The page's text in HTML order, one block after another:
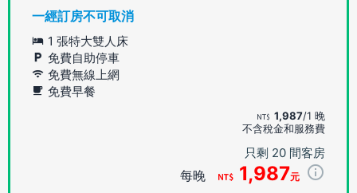
一經訂房不可取消
1 張特大雙人床
免費自助停車
免費無線上網
免費早餐
1,987/1 晚
不含稅金和服務費
只剩 20 間客房
每晚 1,987元